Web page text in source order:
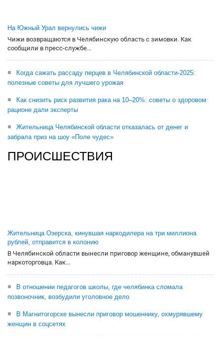
На Южный Урал вернулись чижи
Чижи возвращаются в Челябинскую область с зимовки. Как
сообщили в пресс-службе...
Когда сажать рассаду перцев в Челябинской области-2025:
полезные советы для лучшего урожая
Как снизить риск развития рака на 10–20%: советы о здоровом
рационе дали эксперты
Жительница Челябинской области отказалась от денег и
забрала приз на шоу «Поле чудес»
ПРОИСШЕСТВИЯ
Жительница Озерска, кинувшая наркодилера на три миллиона
рублей, отправится в колонию
В Челябинской области вынесли приговор женщине, обманувшей
наркоторговца. Как...
В отношении педагогов школы, где челябинка сломала
позвоночник, возбудили уголовное дело
В Магнитогорске вынесли приговор мошеннику, охмурявшему
женщин в соцсетях